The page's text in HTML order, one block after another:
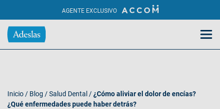
AGENTE EXCLUSIVO
Inicio / Blog /Salud Dental /¿Cómo aliviar el dolor de encías?
¿Qué enfermedades puede haber detrás?